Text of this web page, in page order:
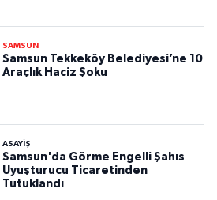
SAMSUN
Samsun Tekkeköy Belediyesi’ne 10
Araçlık Haciz Şoku
ASAYIŞ
Samsun'da Görme Engelli Şahıs
Uyuşturucu Ticaretinden
Tutuklandı